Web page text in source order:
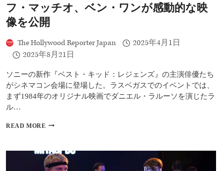
続
編、
ジ
ッ
キ
チ
ン
＆
フ・
チ
オ
フ・マッチオ、ベン・ワンが感動的な映
像を公開
The Hollywood Reporter Japan
2025年4月1日
2025年8月21日
ソニーの新作『ベスト・キッド：レジェンズ』の主演俳優たち
がシネマコン会場に登場した。ラスベガスでのイベントでは、
まず1984年のオリジナル映画でダニエル・ラルーソを演じたラ
ル…
READ MORE 『ベ
キ
ッ
ド：